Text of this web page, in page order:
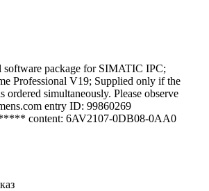
package for SIMATIC IPC;
Professional V19; Supplied only if the
simultaneously. Please observe
entry ID: 99860269
6AV2107-0DB08-0AA0